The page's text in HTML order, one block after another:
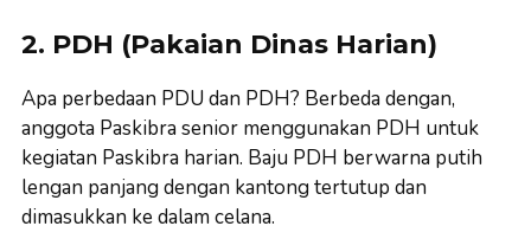
2. PDH (Pakaian Dinas Harian)
Apa perbedaan PDU dan PDH? Berbeda dengan,
anggota Paskibra senior menggunakan PDH untuk
kegiatan Paskibra harian. Baju PDH berwarna putih
lengan panjang dengan kantong tertutup dan
dimasukkan ke dalam celana.